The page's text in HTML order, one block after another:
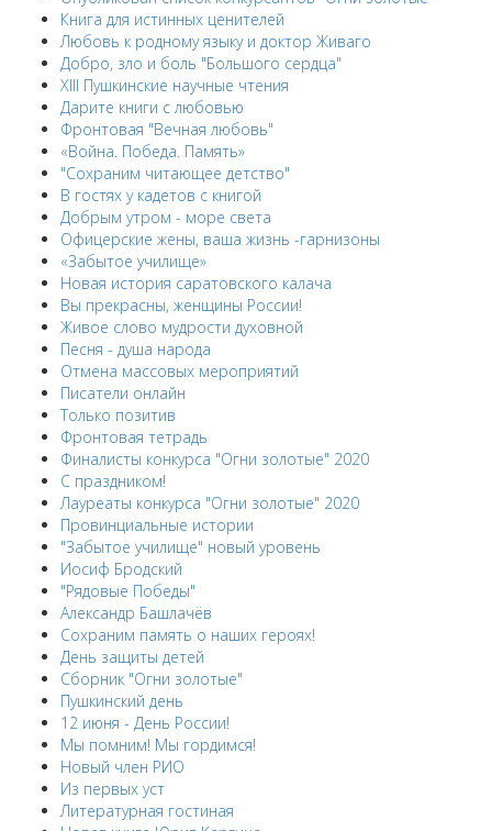
Книга для истинных ценителей
Любовь к родному языку и доктор Живаго
Добро, зло и боль "Большого сердца"
XIII Пушкинские научные чтения
Дарите книги с любовью
Фронтовая "Вечная любовь"
«Война. Победа. Память»
"Сохраним читающее детство"
В гостях у кадетов с книгой
Добрым утром - море света
Офицерские жены, ваша жизнь -гарнизоны
«Забытое училище»
Новая история саратовского калача
Вы прекрасны, женщины России!
Живое слово мудрости духовной
Песня - душа народа
Отмена массовых мероприятий
Писатели онлайн
Только позитив
Фронтовая тетрадь
Финалисты конкурса "Огни золотые" 2020
С праздником!
Лауреаты конкурса "Огни золотые" 2020
Провинциальные истории
"Забытое училище" новый уровень
Иосиф Бродский
"Рядовые Победы"
Александр Башлачёв
Сохраним память о наших героях!
День защиты детей
Сборник "Огни золотые"
Пушкинский день
12 июня - День России!
Мы помним! Мы гордимся!
Новый член РИО
Из первых уст
Литературная гостиная